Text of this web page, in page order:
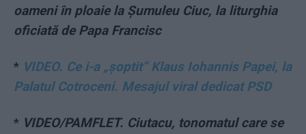
oameni în ploaie la Șumuleu Ciuc, la liturghia
oficiată de Papa Francisc
* VIDEO. Ce i-a „şoptit” Klaus Iohannis Papei, la
Palatul Cotroceni. Mesajul viral dedicat PSD
* VIDEO/PAMFLET. Ciutacu, tonomatul care se